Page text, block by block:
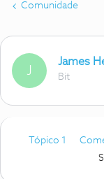
Comunidade
J
James
Bit
Tópico 1